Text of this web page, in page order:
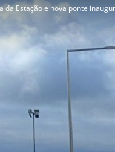
da Estação e nova ponte